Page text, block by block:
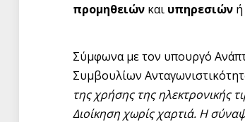
προμηθειών και υπηρεσιών
Σύμφωνα με τον υπουργό
Συμβουλίων
της χρήσης της ηλεκτρονικής
Διοίκηση χωρίς χαρτιά. Η